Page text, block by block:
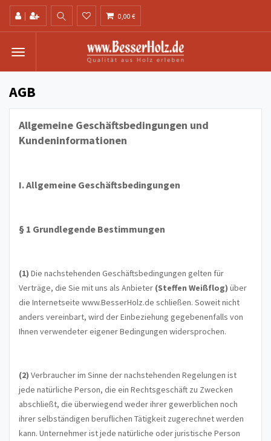
0,00 €
AGB
Allgemeine Geschäftsbedingungen und
Kundeninformationen
I. Allgemeine Geschäftsbedingungen
§ 1 Grundlegende Bestimmungen
(1) Die nachstehenden Geschäftsbedingungen gelten für
Verträge, die Sie mit uns als Anbieter (Steffen Weißflog) über
die Internetseite www.BesserHolz.de schließen. Soweit nicht
anders vereinbart, wird der Einbeziehung gegebenenfalls von
Ihnen verwendeter eigener Bedingungen widersprochen.
(2) Verbraucher im Sinne der nachstehenden Regelungen ist
jede natürliche Person, die ein Rechtsgeschäft zu Zwecken
abschließt, die überwiegend weder ihrer gewerblichen noch
ihrer selbständigen beruflichen Tätigkeit zugerechnet werden
kann. Unternehmer ist jede natürliche oder juristische Person